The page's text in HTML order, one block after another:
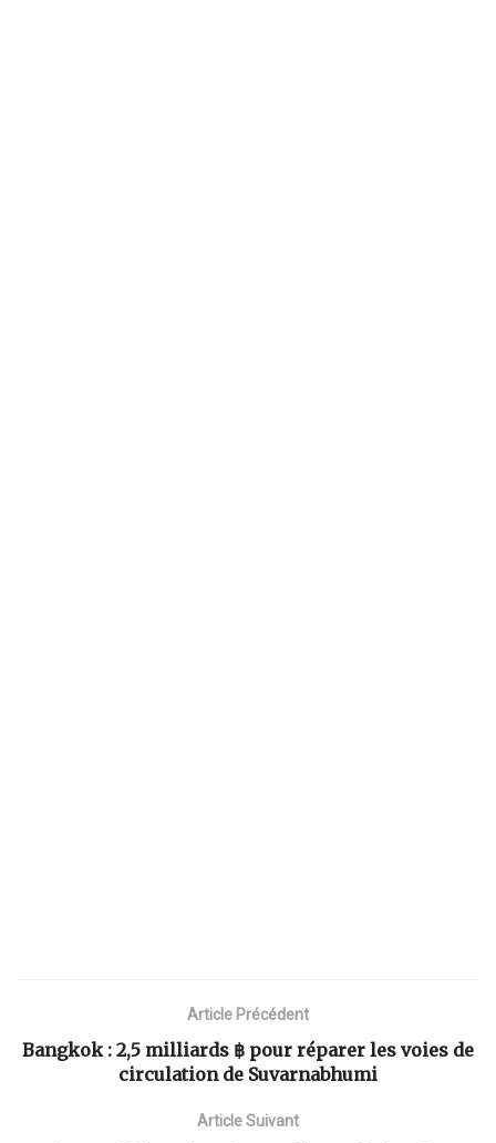
Article Précédent
Bangkok : 2,5 milliards ‎฿ pour réparer les voies de
circulation de Suvarnabhumi
Article Suivant